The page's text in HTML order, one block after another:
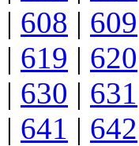
| 608 | 609
| 619 | 620
| 630 | 631
| 641 | 642